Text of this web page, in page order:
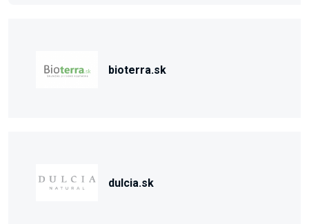
bioterra.sk
dulcia.sk